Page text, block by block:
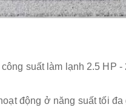
suất làm lạnh 2.5
động ở năng suất tối